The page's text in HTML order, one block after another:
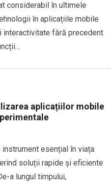
considerabil în ultimele
în aplicațiile mobile
interactivitate fără precedent.
aplicațiilor mobile
esențial în viața
soluții rapide și eficiente
a lungul timpului,